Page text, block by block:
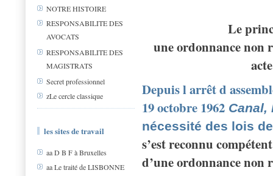
NOTRE HISTOIRE
RESPONSABILITE DES
AVOCATS
RESPONSABILITE DES
MAGISTRATS
Secret professionnel
zLe cercle classique
les sites de travail
aa D B F à Bruxelles
aa Le traité de LISBONNE
Le
une ordonnance non
Depuis l arrêt d
19 octobre 1962 Canal,
nécessité des lois
s’est reconnu
d’une ordonnance